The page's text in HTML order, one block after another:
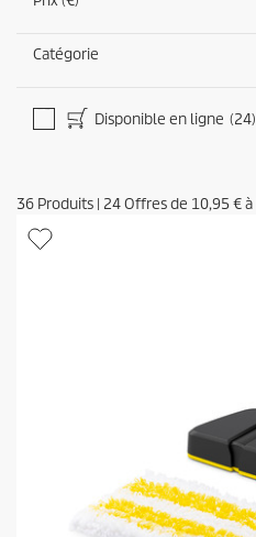
Catégorie
Disponible en ligne (24)
36 Produits | 24Offres de 10,95 €à